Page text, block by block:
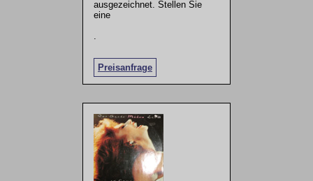
ausgezeichnet. Stellen Sie
eine
Preisanfrage